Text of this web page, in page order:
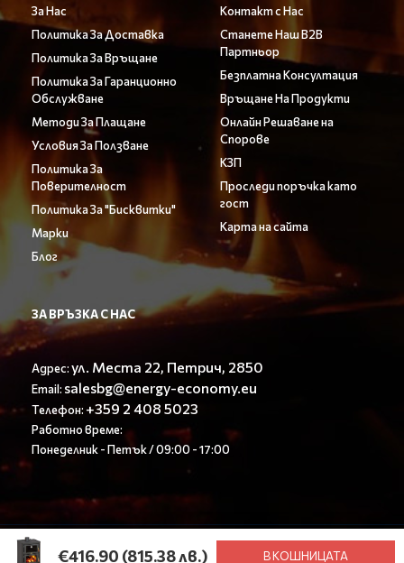
€416.90 (815.38 лв.) В КОШНИЦАТА
За Нас
Политика За Доставка
Политика За Връщане
Политика За Гаранционно
Обслужване
Методи За Плащане
Условия За Ползване
Политика За
Поверителност
Политика За "Бисквитки"
Марки
Блог
Контакт с Нас
Станете Наш B2B
Партньор
Безплатна Консултация
Връщане На Продукти
Онлайн Решаване на
Спорове
КЗП
Проследи поръчка като
гост
Карта на сайта
ЗА ВРЪЗКА С НАС
Адрес:ул. Места 22, Петрич, 2850
Email: salesbg@energy-economy.eu
Телефон: +359 2 408 5023
Работно време:
Понеделник - Петък / 09:00 - 17:00
© Енерджи Економи ООД 2023. All rights reserved.